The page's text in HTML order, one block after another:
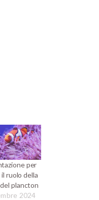
per
ruolo della
plancton
2024